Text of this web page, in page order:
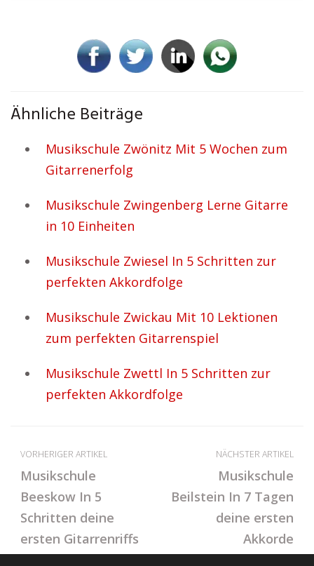
Ähnliche Beiträge
Musikschule Zwönitz Mit 5 Wochen zum
Gitarrenerfolg
Musikschule Zwingenberg Lerne Gitarre
in 10 Einheiten
Musikschule Zwiesel In 5 Schritten zur
perfekten Akkordfolge
Musikschule Zwickau Mit 10 Lektionen
zum perfekten Gitarrenspiel
Musikschule Zwettl In 5 Schritten zur
perfekten Akkordfolge
VORHERIGER ARTIKEL
Musikschule
Beeskow In 5
Schritten deine
ersten Gitarrenriffs
NÄCHSTER ARTIKEL
Musikschule
Beilstein In 7 Tagen
deine ersten
Akkorde